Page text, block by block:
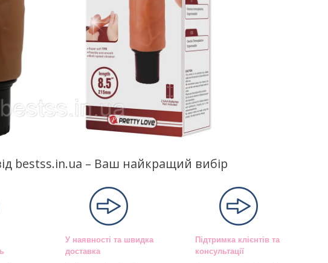
bestss.in.ua – Ваш найкращий вибір
У наявності та швидка
доставка
Підтримка клієнтів та
консультації